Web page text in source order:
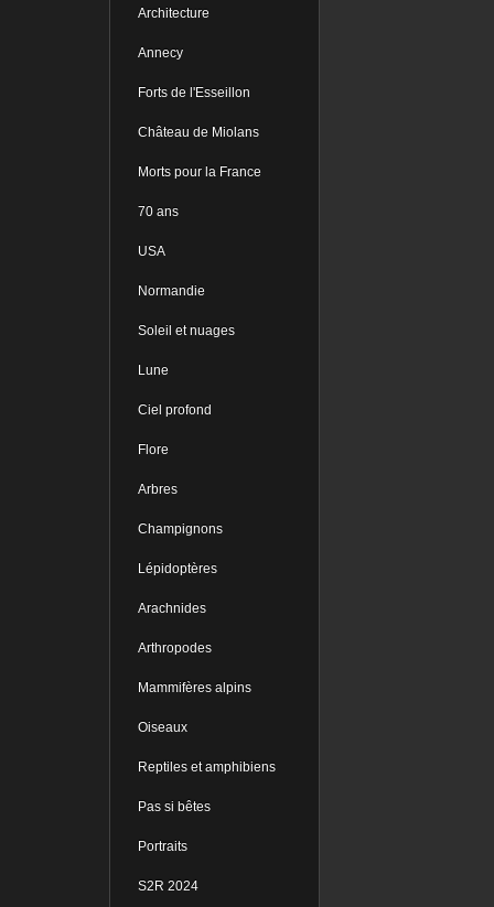
Architecture
Annecy
Forts de l'Esseillon
Château de Miolans
Morts pour la France
70 ans
USA
Normandie
Soleil et nuages
Lune
Ciel profond
Flore
Arbres
Champignons
Lépidoptères
Arachnides
Arthropodes
Mammifères alpins
Oiseaux
Reptiles et amphibiens
Pas si bêtes
Portraits
S2R 2024